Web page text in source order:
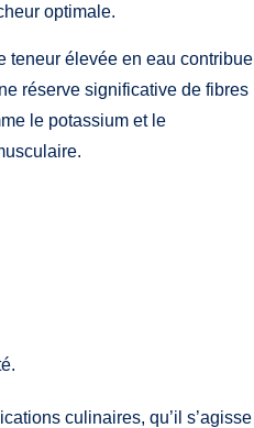
optimale.
teneur élevée en eau contribue
réserve significative de fibres
le potassium et le
culinaires, qu’il s’agisse